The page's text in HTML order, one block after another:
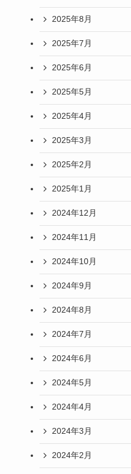
2025年8月
2025年7月
2025年6月
2025年5月
2025年4月
2025年3月
2025年2月
2025年1月
2024年12月
2024年11月
2024年10月
2024年9月
2024年8月
2024年7月
2024年6月
2024年5月
2024年4月
2024年3月
2024年2月